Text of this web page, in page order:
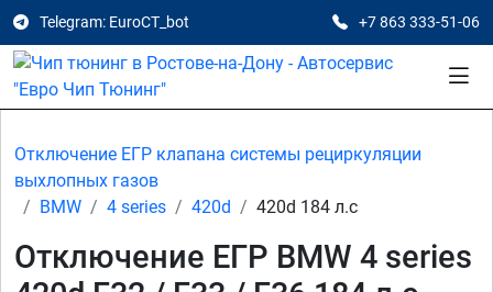
Telegram: EuroCT_bot +7 863 333-51-06
Отключение ЕГР клапана системы рециркуляции
выхлопных газов
BMW
4 series 420d 420d 184 л.с
Отключение ЕГР BMW 4 series